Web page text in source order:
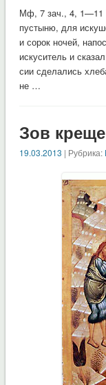
Мф, 7 зач., 4, 1—11
пустыню, для
и сорок ночей,
искуситель и
сии сделались
не …
Зов
19.03.2013 | Рубрика: